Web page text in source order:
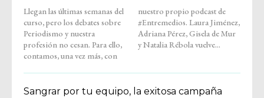
Llegan las últimas semanas del
curso, pero los debates sobre
Periodismo y nuestra
profesión no cesan. Para ello,
contamos, una vez más, con
nuestro propio podcast de
#Entremedios. Laura Jiménez,
Adriana Pérez, Gisela de Mur
y Natalia Rébola vuelve...
Sangrar por tu equipo, la exitosa campaña